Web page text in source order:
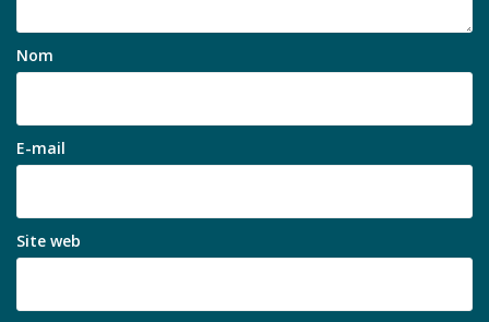
Nom
E-mail
Site web